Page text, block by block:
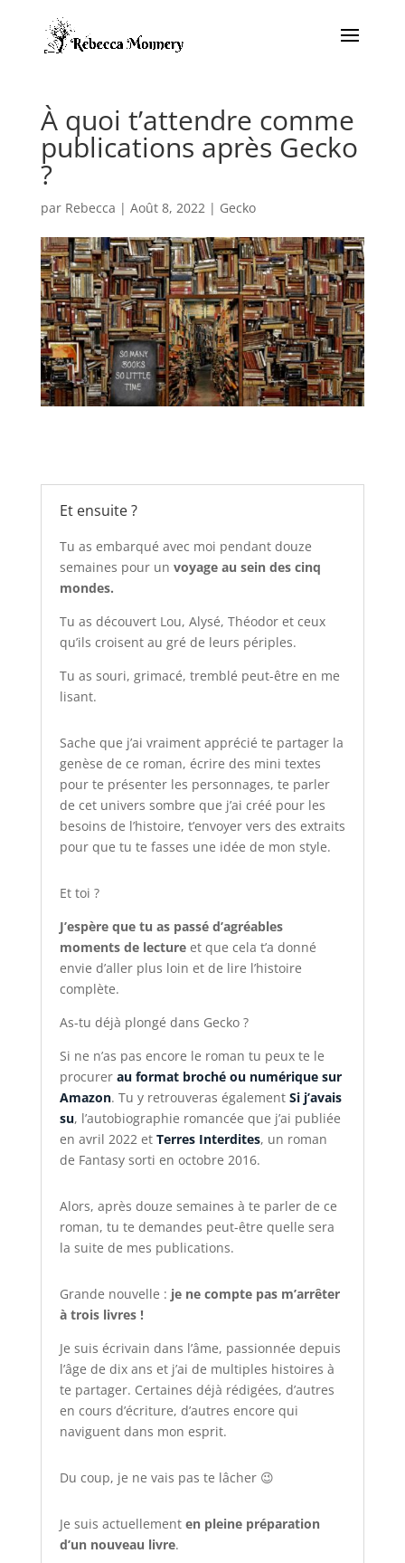
À quoi t’attendre comme
publications après Gecko
?
par Rebecca | Août 8, 2022| Gecko
Et ensuite ?
Tu as embarqué avec moi pendant douze
semaines pour un voyage au sein des cinq
mondes.
Tu as découvert Lou, Alysé, Théodor et ceux
qu’ils croisent au gré de leurs périples.
Tu as souri, grimacé, tremblé peut-être en me
lisant.
Sache que j’ai vraiment apprécié te partager la
genèse de ce roman, écrire des mini textes
pour te présenter les personnages, te parler
de cet univers sombre que j’ai créé pour les
besoins de l’histoire, t’envoyer vers des extraits
pour que tu te fasses une idée de mon style.
Et toi ?
J’espère que tu as passé d’agréables
moments de lectureet que cela t’a donné
envie d’aller plus loin et de lire l’histoire
complète.
As-tu déjà plongé dans Gecko ?
Si ne n’as pas encore le roman tu peux te le
procurer au format broché ou numérique sur
Amazon. Tu y retrouveras également Si j’avais
su, l’autobiographie romancée que j’ai publiée
en avril 2022 et Terres Interdites, un roman
de Fantasy sorti en octobre 2016.
Alors, après douze semaines à te parler de ce
roman, tu te demandes peut-être quelle sera
la suite de mes publications.
Grande nouvelle : je ne compte pas m’arrêter
à trois livres !
Je suis écrivain dans l’âme, passionnée depuis
l’âge de dix ans et j’ai de multiples histoires à
te partager. Certaines déjà rédigées, d’autres
en cours d’écriture, d’autres encore qui
naviguent dans mon esprit.
Du coup, je ne vais pas te lâcher 😉
Je suis actuellement en pleine préparation
d’un nouveau livre.